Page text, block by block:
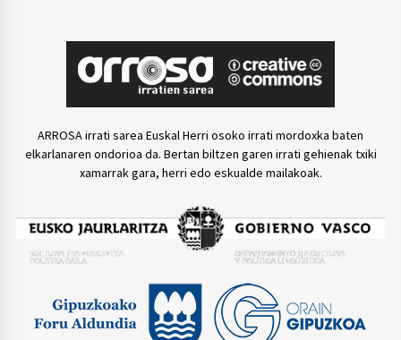
ARROSA irrati sarea Euskal Herri osoko irrati mordoxka baten
elkarlanaren ondorioa da. Bertan biltzen garen irrati gehienak txiki
xamarrak gara, herri edo eskualde mailakoak.